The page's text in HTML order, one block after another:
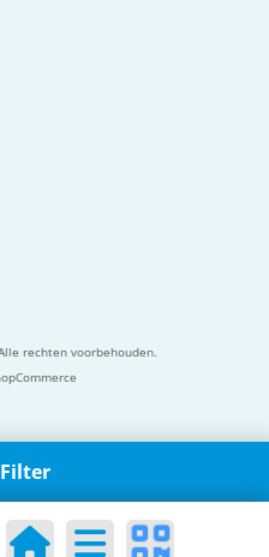
Filter
rechten voorbehouden.